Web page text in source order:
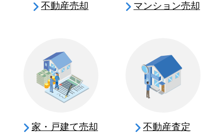
不動産売却 マンション売却
家・戸建て売却 不動産査定